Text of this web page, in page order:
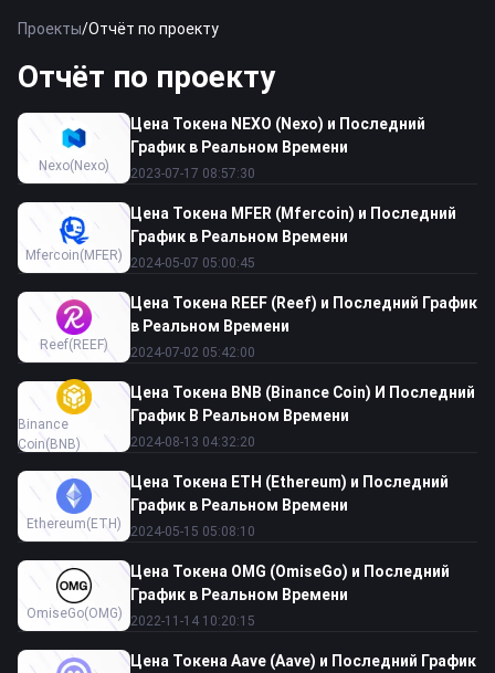
Проекты/Отчёт по проекту
Отчёт по проекту
Nexo(Nexo)
Цена Токена NEXO (Nexo) и Последний
График в Реальном Времени
2023-07-17 08:57:30
Mfercoin(MFER)
Цена Токена MFER (Mfercoin) и Последний
График в Реальном Времени
2024-05-07 05:00:45
Reef(REEF)
Цена Токена REEF (Reef) и Последний График
в Реальном Времени
2024-07-02 05:42:00
Binance
Coin(BNB)
Цена Токена BNB (Binance Coin) И Последний
График В Реальном Времени
2024-08-13 04:32:20
Ethereum(ETH)
Цена Токена ETH (Ethereum) и Последний
График в Реальном Времени
2024-05-15 05:08:10
OmiseGo(OMG)
Цена Токена OMG (OmiseGo) и Последний
График в Реальном Времени
2022-11-14 10:20:15
Цена Токена Aave (Aave) и Последний График